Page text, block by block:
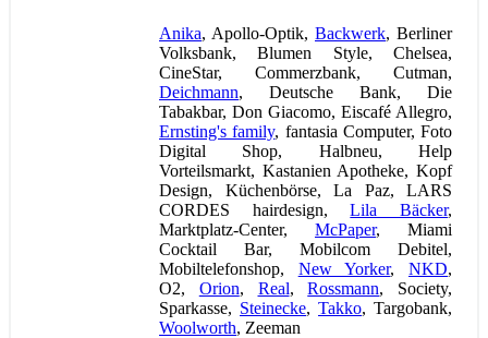
Anika, Apollo-Optik, Backwerk, Berliner
Volksbank, Blumen Style, Chelsea,
CineStar, Commerzbank, Cutman,
Deichmann, Deutsche Bank, Die
Tabakbar, Don Giacomo, Eiscafé Allegro,
Ernsting's family, fantasia Computer, Foto
Digital Shop, Halbneu, Help
Vorteilsmarkt, Kastanien Apotheke, Kopf
Design, Küchenbörse, La Paz, LARS
CORDES hairdesign,Lila Bäcker,
Marktplatz-Center, McPaper, Miami
Cocktail Bar, Mobilcom Debitel,
Mobiltelefonshop, New Yorker,NKD,
O2, Orion, Real,Rossmann, Society,
Sparkasse, Steinecke, Takko, Targobank,
Woolworth, Zeeman